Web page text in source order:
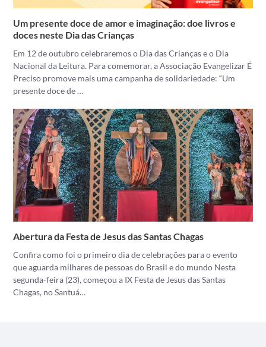
Um presente doce de amor e imaginação: doe livros e
doces neste Dia das Crianças
Em 12 de outubro celebraremos o Dia das Crianças e o Dia
Nacional da Leitura. Para comemorar, a Associação Evangelizar É
Preciso promove mais uma campanha de solidariedade: “Um
presente doce de …
Abertura da Festa de Jesus das Santas Chagas
Confira como foi o primeiro dia de celebrações para o evento
que aguarda milhares de pessoas do Brasil e do mundo Nesta
segunda-feira (23), começou a IX Festa de Jesus das Santas
Chagas, no Santuá…